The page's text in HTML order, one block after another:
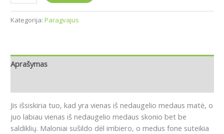
Kategorija: Paragvajus
Aprašymas
Jis išsiskiria tuo, kad yra vienas iš nedaugelio medaus matė, o
juo labiau vienas iš nedaugelio medaus skonio bet be
saldiklių. Maloniai sušildo dėl imbiero, o medus fone suteikia